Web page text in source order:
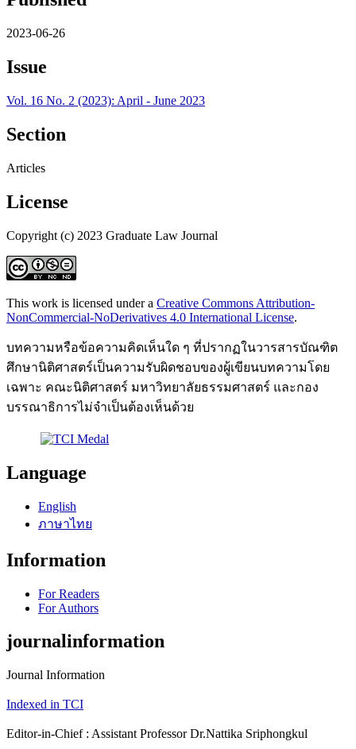
2023-06-26
Issue
Vol. 16 No. 2 (2023): April - June 2023
Section
Articles
License
Copyright (c) 2023 Graduate Law Journal
This work is licensed under a Creative Commons Attribution-
NonCommercial-NoDerivatives 4.0 International License.
บทความหรือข้อความคิดเห็นใด ๆ ที่ปรากฏในวารสารบัณฑิต
ศึกษานิติศาสตร์เป็นความรับผิดชอบของผู้เขียนบทความโดย
เฉพาะ คณะนิติศาสตร์ มหาวิทยาลัยธรรมศาสตร์ และกอง
บรรณาธิการไม่จำเป็นต้องเห็นด้วย
Language
English
ภาษาไทย
Information
For Readers
For Authors
journalinformation
Journal Information
Indexed in TCI
Editor-in-Chief : Assistant Professor Dr.Nattika Sriphongkul